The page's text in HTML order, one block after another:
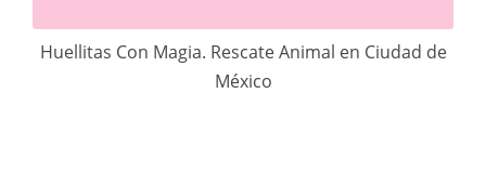
Huellitas Con Magia. Rescate Animal en Ciudad de
México